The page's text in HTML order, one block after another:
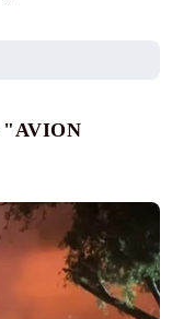
"AVION